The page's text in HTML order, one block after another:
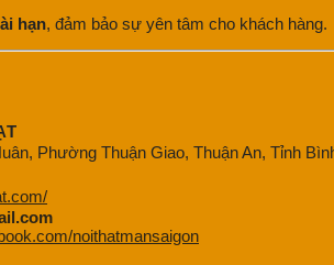
hạn, đảm bảo sự yên tâm cho khách hàng.
Phường Thuận Giao, Thuận An, Tỉnh
noithatmansaigon